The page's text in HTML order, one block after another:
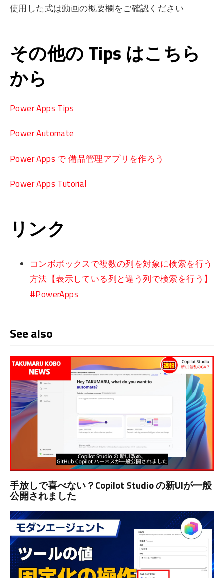
使用した式は動画の概要欄をご確認ください
その他の Tips はこちら
から
Power Apps Tips
Power Automate
Power Apps で 備品管理アプリを作ろう
Power Apps Tutorial
リンク
コンボボックスで複数の列を対象に検索を行う
方法【表示している列と違う列で検索を行う】
#PowerApps
See also
手放しで喜べない？Copilot Studio の新UIが一般
公開されました